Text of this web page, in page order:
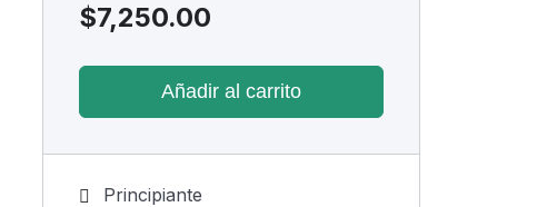
$7,250.00
Añadir al carrito
Principiante